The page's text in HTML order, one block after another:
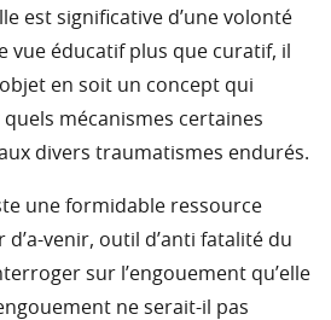
est significative d’une volonté
vue éducatif plus que curatif, il
en soit un concept qui
mécanismes certaines
divers traumatismes endurés.
une formidable ressource
venir, outil d’anti fatalité du
sur l’engouement qu’elle
ne serait-il pas